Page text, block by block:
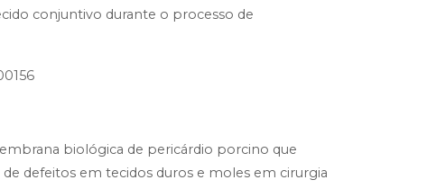
conjuntivo durante o processo de
biológica de pericárdio porcino que
defeitos em tecidos duros e moles em cirurgia